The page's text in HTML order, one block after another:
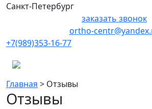
Санкт-Петербург
заказать звонок
ortho-
+7(989)353-16-77
Главная > Отзывы
Отзывы